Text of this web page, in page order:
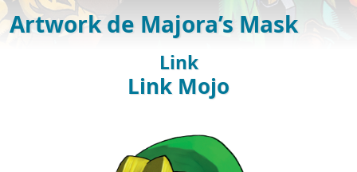
Artwork de Majora’s Mask
Link
Link Mojo